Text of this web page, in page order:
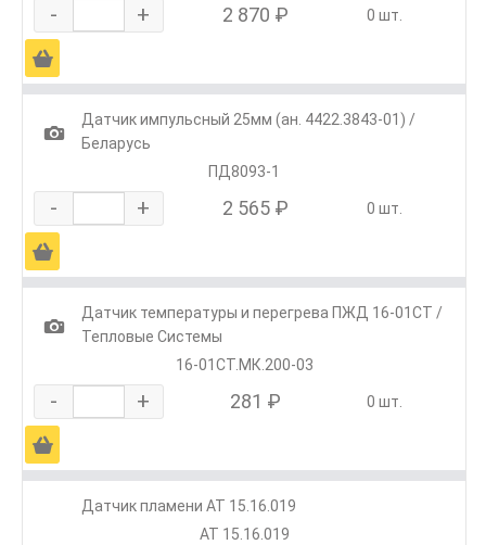
- + 2 870 ₽ 0 шт.
Ä
1
Датчик импульсный 25мм (ан. 4422.3843-01) /
Беларусь
ПД8093-1
- + 2 565 ₽ 0 шт.
Ä
1
Датчик температуры и перегрева ПЖД 16-01СТ /
Тепловые Системы
16-01СТ.МК.200-03
- + 281 ₽ 0 шт.
Ä
Датчик пламени АТ 15.16.019
АТ 15.16.019